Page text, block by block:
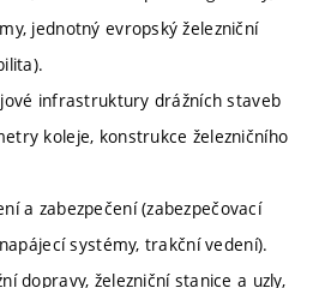
jednotný evropský železniční
infrastruktury drážních staveb
koleje, konstrukce železničního
a zabezpečení (zabezpečovací
systémy, trakční vedení).
dopravy, železniční stanice a uzly,